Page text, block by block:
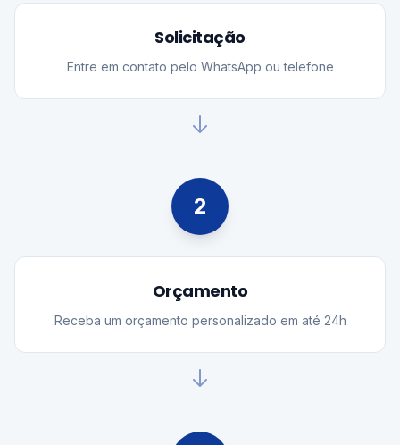
Solicitação
Entre em contato pelo WhatsApp ou telefone
2
Orçamento
Receba um orçamento personalizado em até 24h